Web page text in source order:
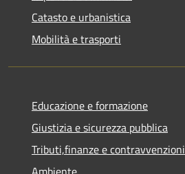
Catasto e urbanistica
Mobilità e trasporti
Educazione e formazione
Giustizia e sicurezza pubblica
Tributi,finanze e contravvenzioni